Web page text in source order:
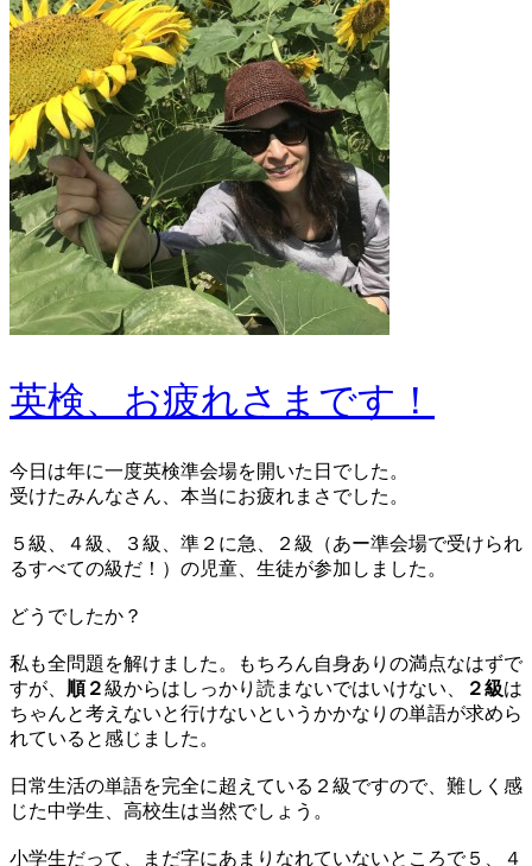
英検、お疲れさまです！
今日は年に一度英検準会場を開いた日でした。
受けたみんなさん、本当にお疲れまさでした。
５級、４級、３級、準２に急、２級（あー準会場で受けられ
るすべての級だ！）の児童、生徒が参加しました。
どうでしたか？
私も全問題を解けました。もちろん自身ありの満点なはずで
すが、 順２級からはしっかり読まないではいけない、 ２級は
ちゃんと考えないと行けないというかかなりの単語が求めら
れていると感じました。
日常生活の単語を完全に超えている２級ですので、難しく感
じた中学生、高校生は当然でしょう。
小学生だって、まだ字にあまりなれていないところで５、４